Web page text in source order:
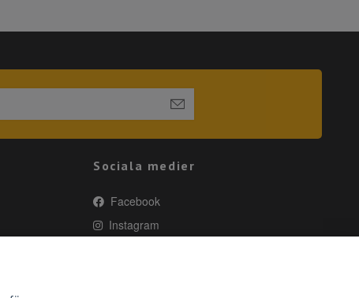
Sociala medier
Facebook
Instagram